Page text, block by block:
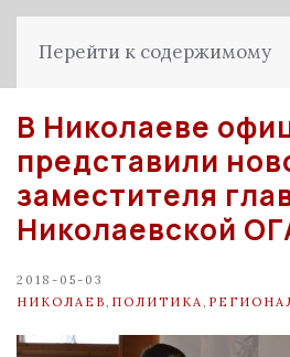
Перейти к содержимому
В Николаеве
представили
заместителя
Николаевской
2018-05-03
НИКОЛАЕВ ПОЛИТИКА